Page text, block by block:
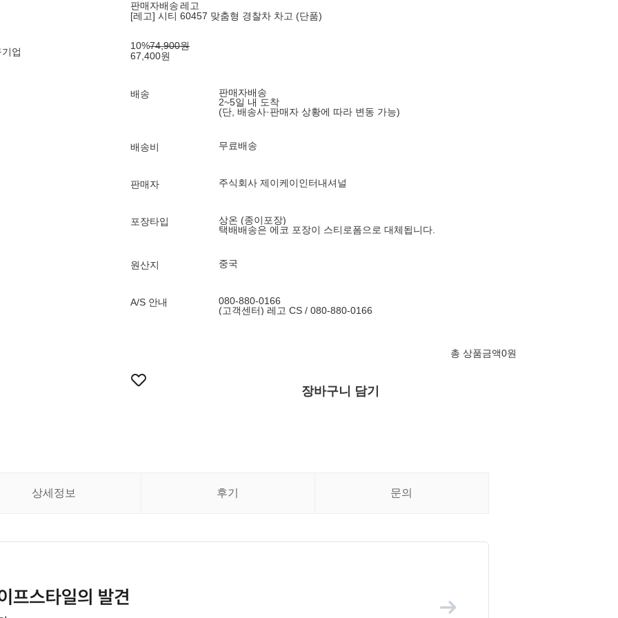
업
판매자배송레고
[레고] 시티 60457 맞춤형 경찰차 차고 (단품)
10%74,900원
67,400원
배송
판매자배송
2~5일 내 도착
(단, 배송사·판매자 상황에 따라 변동 가능)
배송비 무료배송
판매자 주식회사 제이케이인터내셔널
포장타입
상온 (종이포장)
택배배송은 에코 포장이 스티로폼으로 대체됩니다.
원산지 중국
A/S 안내
080-880-0166
(고객센터) 레고 CS / 080-880-0166
총 상품금액0원
장바구니 담기
상세정보 후기 문의